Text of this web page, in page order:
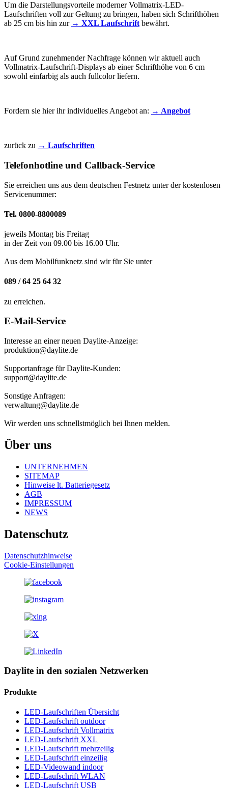
Um die Darstellungsvorteile moderner Vollmatrix-LED-
Laufschriften voll zur Geltung zu bringen, haben sich Schrifthöhen
ab 25 cm bis hin zur → XXL Laufschrift bewährt.
Auf Grund zunehmender Nachfrage können wir aktuell auch
Vollmatrix-Laufschrift-Displays ab einer Schrifthöhe von 6 cm
sowohl einfarbig als auch fullcolor liefern.
Fordern sie hier ihr individuelles Angebot an: → Angebot
zurück zu → Laufschriften
Telefonhotline und Callback-Service
Sie erreichen uns aus dem deutschen Festnetz unter der kostenlosen
Servicenummer:
Tel. 0800-8800089
jeweils Montag bis Freitag
in der Zeit von 09.00 bis 16.00 Uhr.
Aus dem Mobilfunknetz sind wir für Sie unter
089 / 64 25 64 32
zu erreichen.
E-Mail-Service
Interesse an einer neuen Daylite-Anzeige:
produktion@daylite.de
Supportanfrage für Daylite-Kunden:
support@daylite.de
Sonstige Anfragen:
verwaltung@daylite.de
Wir werden uns schnellstmöglich bei Ihnen melden.
Über uns
UNTERNEHMEN
SITEMAP
Hinweise lt. Batteriegesetz
AGB
IMPRESSUM
NEWS
Datenschutz
Datenschutzhinweise
Cookie-Einstellungen
Daylite in den sozialen Netzwerken
Produkte
LED-Laufschriften Übersicht
LED-Laufschrift outdoor
LED-Laufschrift Vollmatrix
LED-Laufschrift XXL
LED-Laufschrift mehrzeilig
LED-Laufschrift einzeilig
LED-Videowand indoor
LED-Laufschrift WLAN
LED-Laufschrift USB